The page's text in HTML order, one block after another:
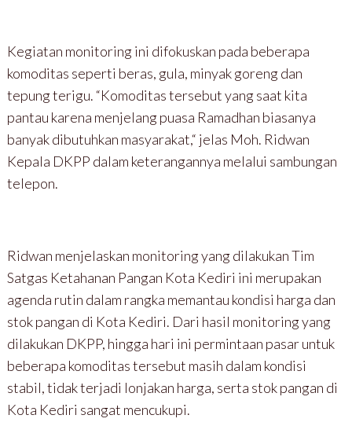
Kegiatan monitoring ini difokuskan pada beberapa
komoditas seperti beras, gula, minyak goreng dan
tepung terigu. “Komoditas tersebut yang saat kita
pantau karena menjelang puasa Ramadhan biasanya
banyak dibutuhkan masyarakat,“ jelas Moh. Ridwan
Kepala DKPP dalam keterangannya melalui sambungan
telepon.
Ridwan menjelaskan monitoring yang dilakukan Tim
Satgas Ketahanan Pangan Kota Kediri ini merupakan
agenda rutin dalam rangka memantau kondisi harga dan
stok pangan di Kota Kediri. Dari hasil monitoring yang
dilakukan DKPP, hingga hari ini permintaan pasar untuk
beberapa komoditas tersebut masih dalam kondisi
stabil, tidak terjadi lonjakan harga, serta stok pangan di
Kota Kediri sangat mencukupi.